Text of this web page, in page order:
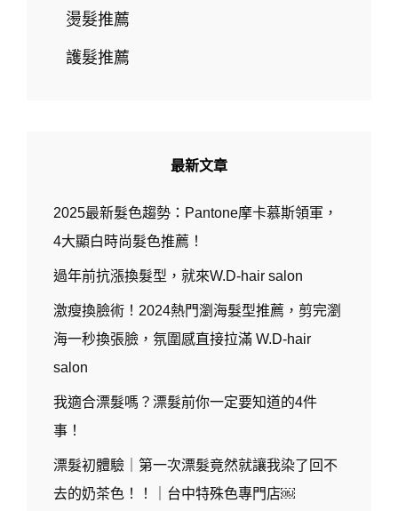
燙髮推薦
護髮推薦
最新文章
2025最新髮色趨勢：Pantone摩卡慕斯領軍，
4大顯白時尚髮色推薦！
過年前抗漲換髮型，就來W.D-hair salon
激瘦換臉術！2024熱門瀏海髮型推薦，剪完瀏
海一秒換張臉，氛圍感直接拉滿 W.D-hair
salon
我適合漂髮嗎？漂髮前你一定要知道的4件
事！
漂髮初體驗｜第一次漂髮竟然就讓我染了回不
去的奶茶色！！｜台中特殊色專門店￼